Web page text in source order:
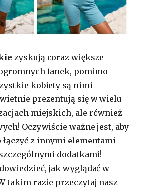
zyskują coraz większe
fanek, pomimo
kobiety są nimi
prezentują się w wielu
miejskich, ale również
Oczywiście ważne jest, aby
łączyć z innymi elementami
dodatkami!
jak wyglądać w
takim razie przeczytaj nasz